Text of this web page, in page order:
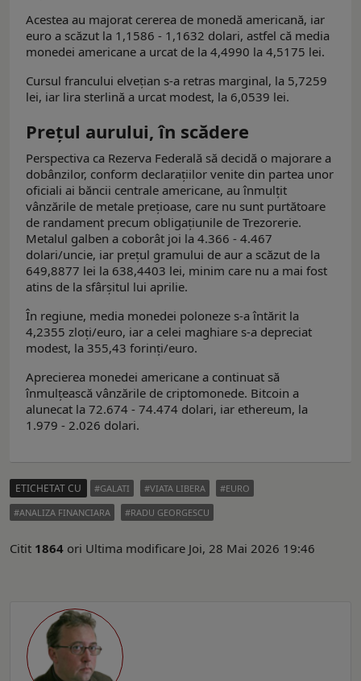
Acestea au majorat cererea de monedă americană, iar
euro a scăzut la 1,1586 - 1,1632 dolari, astfel că media
monedei americane a urcat de la 4,4990 la 4,5175 lei.
Cursul francului elvețian s-a retras marginal, la 5,7259
lei, iar lira sterlină a urcat modest, la 6,0539 lei.
Prețul aurului, în scădere
Perspectiva ca Rezerva Federală să decidă o majorare a
dobânzilor, conform declarațiilor venite din partea unor
oficiali ai băncii centrale americane, au înmulțit
vânzările de metale prețioase, care nu sunt purtătoare
de randament precum obligațiunile de Trezorerie.
Metalul galben a coborât joi la 4.366 - 4.467
dolari/uncie, iar prețul gramului de aur a scăzut de la
649,8877 lei la 638,4403 lei, minim care nu a mai fost
atins de la sfârșitul lui aprilie.
În regiune, media monedei poloneze s-a întărit la
4,2355 zloți/euro, iar a celei maghiare s-a depreciat
modest, la 355,43 forinți/euro.
Aprecierea monedei americane a continuat să
înmulțească vânzările de criptomonede. Bitcoin a
alunecat la 72.674 - 74.474 dolari, iar ethereum, la
1.979 - 2.026 dolari.
ETICHETAT CU GALATI VIATA LIBERA
EURO
ANALIZA FINANCIARA
RADU GEORGESCU
Citit 1864 ori Ultima modificare Joi, 28 Mai 2026 19:46